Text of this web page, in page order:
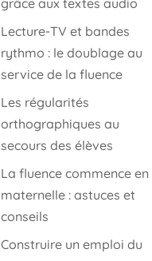
grâce aux textes audio
Lecture-TV et bandes
rythmo : le doublage au
service de la fluence
Les régularités
orthographiques au
secours des élèves
La fluence commence en
maternelle : astuces et
conseils
Construire un emploi du